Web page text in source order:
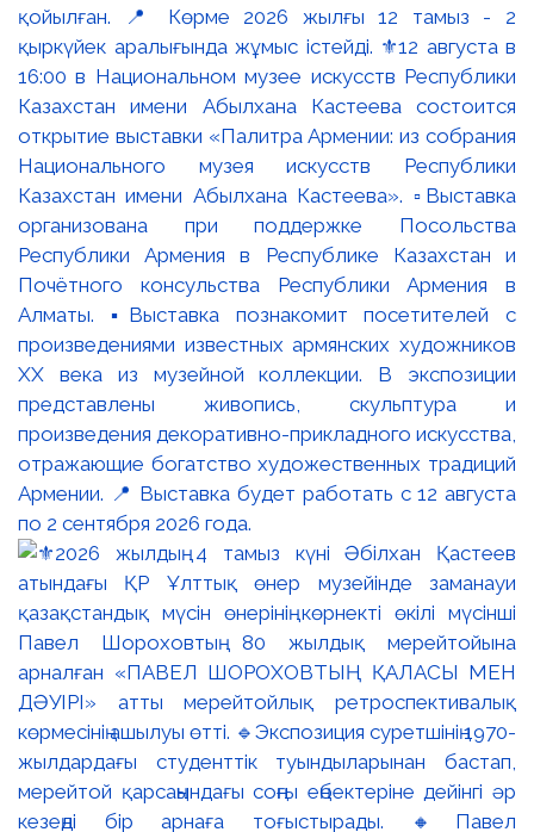
қойылған. 📍 Көрме 2026 жылғы 12 тамыз - 2
қыркүйек аралығында жұмыс істейді. ⚜️12 августа в
16:00 в Национальном музее искусств Республики
Казахстан имени Абылхана Кастеева состоится
открытие выставки «Палитра Армении: из собрания
Национального музея искусств Республики
Казахстан имени Абылхана Кастеева». ▫️Выставка
организована при поддержке Посольства
Республики Армения в Республике Казахстан и
Почётного консульства Республики Армения в
Алматы. ▪️Выставка познакомит посетителей с
произведениями известных армянских художников
XX века из музейной коллекции. В экспозиции
представлены живопись, скульптура и
произведения декоративно-прикладного искусства,
отражающие богатство художественных традиций
Армении. 📍 Выставка будет работать с 12 августа
по 2 сентября 2026 года.